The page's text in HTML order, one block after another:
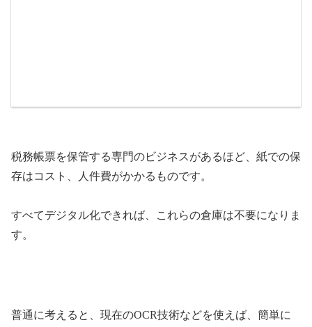
税務帳票を保管する専門のビジネスがあるほど、紙での保
存はコスト、人件費がかかるものです。
すべてデジタル化できれば、これらの倉庫は不要になりま
す。
普通に考えると、現在のOCR技術などを使えば、簡単に